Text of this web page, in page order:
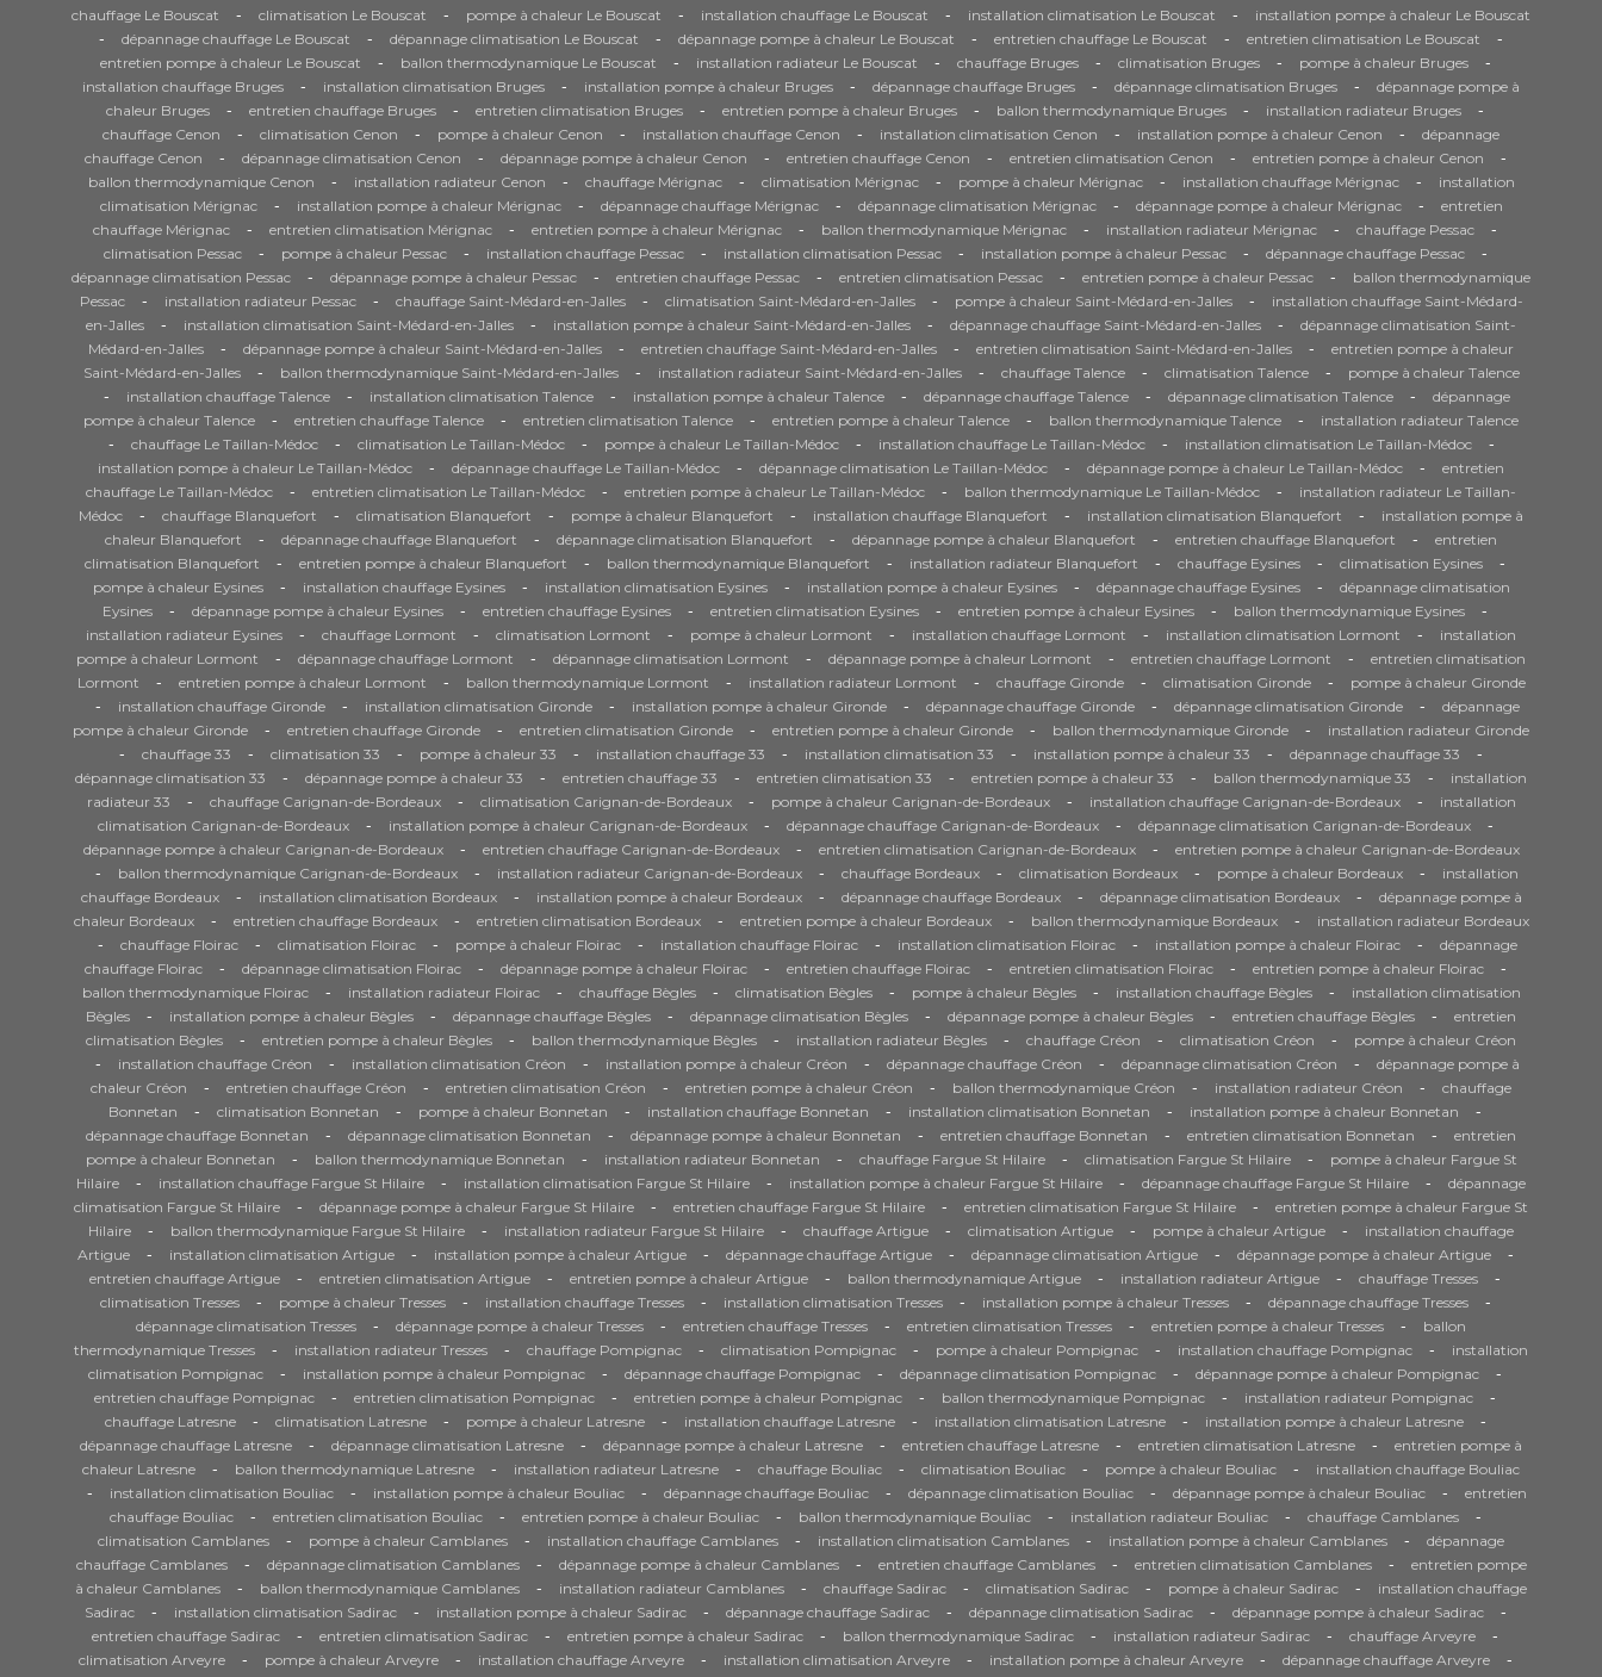
chauffage Le Bouscat - climatisation Le Bouscat - pompe à chaleur Le Bouscat - installation chauffage Le Bouscat - installation climatisation Le Bouscat - installation pompe à chaleur Le Bouscat
- dépannage chauffage Le Bouscat - dépannage climatisation Le Bouscat - dépannage pompe à chaleur Le Bouscat - entretien chauffage Le Bouscat - entretien climatisation Le Bouscat -
entretien pompe à chaleur Le Bouscat - ballon thermodynamique Le Bouscat - installation radiateur Le Bouscat - chauffage Bruges - climatisation Bruges - pompe à chaleur Bruges -
installation chauffage Bruges - installation climatisation Bruges - installation pompe à chaleur Bruges - dépannage chauffage Bruges - dépannage climatisation Bruges -
dépannage pompe à
chaleur Bruges
- entretien chauffage Bruges - entretien climatisation Bruges - entretien pompe à chaleur Bruges - ballon thermodynamique Bruges - installation radiateur Bruges -
chauffage Cenon - climatisation Cenon - pompe à chaleur Cenon - installation chauffage Cenon - installation climatisation Cenon - installation pompe à chaleur Cenon -
dépannage
chauffage Cenon
- dépannage climatisation Cenon - dépannage pompe à chaleur Cenon - entretien chauffage Cenon - entretien climatisation Cenon - entretien pompe à chaleur Cenon -
ballon thermodynamique Cenon - installation radiateur Cenon - chauffage Mérignac - climatisation Mérignac - pompe à chaleur Mérignac - installation chauffage Mérignac -
installation
climatisation Mérignac
- installation pompe à chaleur Mérignac - dépannage chauffage Mérignac - dépannage climatisation Mérignac - dépannage pompe à chaleur Mérignac -
entretien
chauffage Mérignac
- entretien climatisation Mérignac - entretien pompe à chaleur Mérignac - ballon thermodynamique Mérignac - installation radiateur Mérignac - chauffage Pessac -
climatisation Pessac - pompe à chaleur Pessac - installation chauffage Pessac - installation climatisation Pessac - installation pompe à chaleur Pessac - dépannage chauffage Pessac -
dépannage climatisation Pessac - dépannage pompe à chaleur Pessac - entretien chauffage Pessac - entretien climatisation Pessac - entretien pompe à chaleur Pessac -
ballon thermodynamique
Pessac
- installation radiateur Pessac - chauffage Saint-Médard-en-Jalles - climatisation Saint-Médard-en-Jalles - pompe à chaleur Saint-Médard-en-Jalles -
installation chauffage Saint-Médard-
en-Jalles
- installation climatisation Saint-Médard-en-Jalles - installation pompe à chaleur Saint-Médard-en-Jalles - dépannage chauffage Saint-Médard-en-Jalles -
dépannage climatisation Saint-
Médard-en-Jalles
- dépannage pompe à chaleur Saint-Médard-en-Jalles - entretien chauffage Saint-Médard-en-Jalles - entretien climatisation Saint-Médard-en-Jalles -
entretien pompe à chaleur
Saint-Médard-en-Jalles
- ballon thermodynamique Saint-Médard-en-Jalles - installation radiateur Saint-Médard-en-Jalles - chauffage Talence - climatisation Talence - pompe à chaleur Talence
- installation chauffage Talence - installation climatisation Talence - installation pompe à chaleur Talence - dépannage chauffage Talence - dépannage climatisation Talence -
dépannage
pompe à chaleur Talence
- entretien chauffage Talence - entretien climatisation Talence - entretien pompe à chaleur Talence - ballon thermodynamique Talence - installation radiateur Talence
- chauffage Le Taillan-Médoc - climatisation Le Taillan-Médoc - pompe à chaleur Le Taillan-Médoc - installation chauffage Le Taillan-Médoc - installation climatisation Le Taillan-Médoc -
installation pompe à chaleur Le Taillan-Médoc - dépannage chauffage Le Taillan-Médoc - dépannage climatisation Le Taillan-Médoc - dépannage pompe à chaleur Le Taillan-Médoc -
entretien
chauffage Le Taillan-Médoc
- entretien climatisation Le Taillan-Médoc - entretien pompe à chaleur Le Taillan-Médoc - ballon thermodynamique Le Taillan-Médoc -
installation radiateur Le Taillan-
Médoc
- chauffage Blanquefort - climatisation Blanquefort - pompe à chaleur Blanquefort - installation chauffage Blanquefort - installation climatisation Blanquefort -
installation pompe à
chaleur Blanquefort
- dépannage chauffage Blanquefort - dépannage climatisation Blanquefort - dépannage pompe à chaleur Blanquefort - entretien chauffage Blanquefort -
entretien
climatisation Blanquefort
- entretien pompe à chaleur Blanquefort - ballon thermodynamique Blanquefort - installation radiateur Blanquefort - chauffage Eysines - climatisation Eysines -
pompe à chaleur Eysines - installation chauffage Eysines - installation climatisation Eysines - installation pompe à chaleur Eysines - dépannage chauffage Eysines -
dépannage climatisation
Eysines
- dépannage pompe à chaleur Eysines - entretien chauffage Eysines - entretien climatisation Eysines - entretien pompe à chaleur Eysines - ballon thermodynamique Eysines -
installation radiateur Eysines - chauffage Lormont - climatisation Lormont - pompe à chaleur Lormont - installation chauffage Lormont - installation climatisation Lormont -
installation
pompe à chaleur Lormont
- dépannage chauffage Lormont - dépannage climatisation Lormont - dépannage pompe à chaleur Lormont - entretien chauffage Lormont -
entretien climatisation
Lormont
- entretien pompe à chaleur Lormont - ballon thermodynamique Lormont - installation radiateur Lormont - chauffage Gironde - climatisation Gironde - pompe à chaleur Gironde
- installation chauffage Gironde - installation climatisation Gironde - installation pompe à chaleur Gironde - dépannage chauffage Gironde - dépannage climatisation Gironde -
dépannage
pompe à chaleur Gironde
- entretien chauffage Gironde - entretien climatisation Gironde - entretien pompe à chaleur Gironde - ballon thermodynamique Gironde - installation radiateur Gironde
- chauffage 33 - climatisation 33 - pompe à chaleur 33 - installation chauffage 33 - installation climatisation 33 - installation pompe à chaleur 33 - dépannage chauffage 33 -
dépannage climatisation 33 - dépannage pompe à chaleur 33 - entretien chauffage 33 - entretien climatisation 33 - entretien pompe à chaleur 33 - ballon thermodynamique 33 -
installation
radiateur 33
- chauffage Carignan-de-Bordeaux - climatisation Carignan-de-Bordeaux - pompe à chaleur Carignan-de-Bordeaux - installation chauffage Carignan-de-Bordeaux -
installation
climatisation Carignan-de-Bordeaux
- installation pompe à chaleur Carignan-de-Bordeaux - dépannage chauffage Carignan-de-Bordeaux - dépannage climatisation Carignan-de-Bordeaux -
dépannage pompe à chaleur Carignan-de-Bordeaux - entretien chauffage Carignan-de-Bordeaux - entretien climatisation Carignan-de-Bordeaux - entretien pompe à chaleur Carignan-de-Bordeaux
- ballon thermodynamique Carignan-de-Bordeaux - installation radiateur Carignan-de-Bordeaux - chauffage Bordeaux - climatisation Bordeaux - pompe à chaleur Bordeaux -
installation
chauffage Bordeaux
- installation climatisation Bordeaux - installation pompe à chaleur Bordeaux - dépannage chauffage Bordeaux - dépannage climatisation Bordeaux -
dépannage pompe à
chaleur Bordeaux
- entretien chauffage Bordeaux - entretien climatisation Bordeaux - entretien pompe à chaleur Bordeaux - ballon thermodynamique Bordeaux - installation radiateur Bordeaux
- chauffage Floirac - climatisation Floirac - pompe à chaleur Floirac - installation chauffage Floirac - installation climatisation Floirac - installation pompe à chaleur Floirac -
dépannage
chauffage Floirac
- dépannage climatisation Floirac - dépannage pompe à chaleur Floirac - entretien chauffage Floirac - entretien climatisation Floirac - entretien pompe à chaleur Floirac -
ballon thermodynamique Floirac - installation radiateur Floirac - chauffage Bègles - climatisation Bègles - pompe à chaleur Bègles - installation chauffage Bègles -
installation climatisation
Bègles
- installation pompe à chaleur Bègles - dépannage chauffage Bègles - dépannage climatisation Bègles - dépannage pompe à chaleur Bègles - entretien chauffage Bègles -
entretien
climatisation Bègles
- entretien pompe à chaleur Bègles - ballon thermodynamique Bègles - installation radiateur Bègles - chauffage Créon - climatisation Créon - pompe à chaleur Créon
- installation chauffage Créon - installation climatisation Créon - installation pompe à chaleur Créon - dépannage chauffage Créon - dépannage climatisation Créon -
dépannage pompe à
chaleur Créon
- entretien chauffage Créon - entretien climatisation Créon - entretien pompe à chaleur Créon - ballon thermodynamique Créon - installation radiateur Créon -
chauffage
Bonnetan
- climatisation Bonnetan - pompe à chaleur Bonnetan - installation chauffage Bonnetan - installation climatisation Bonnetan - installation pompe à chaleur Bonnetan -
dépannage chauffage Bonnetan - dépannage climatisation Bonnetan - dépannage pompe à chaleur Bonnetan - entretien chauffage Bonnetan - entretien climatisation Bonnetan -
entretien
pompe à chaleur Bonnetan
- ballon thermodynamique Bonnetan - installation radiateur Bonnetan - chauffage Fargue St Hilaire - climatisation Fargue St Hilaire -
pompe à chaleur Fargue St
Hilaire
- installation chauffage Fargue St Hilaire - installation climatisation Fargue St Hilaire - installation pompe à chaleur Fargue St Hilaire - dépannage chauffage Fargue St Hilaire -
dépannage
climatisation Fargue St Hilaire
- dépannage pompe à chaleur Fargue St Hilaire - entretien chauffage Fargue St Hilaire - entretien climatisation Fargue St Hilaire -
entretien pompe à chaleur Fargue St
Hilaire
- ballon thermodynamique Fargue St Hilaire - installation radiateur Fargue St Hilaire - chauffage Artigue - climatisation Artigue - pompe à chaleur Artigue -
installation chauffage
Artigue
- installation climatisation Artigue - installation pompe à chaleur Artigue - dépannage chauffage Artigue - dépannage climatisation Artigue - dépannage pompe à chaleur Artigue -
entretien chauffage Artigue - entretien climatisation Artigue - entretien pompe à chaleur Artigue - ballon thermodynamique Artigue - installation radiateur Artigue - chauffage Tresses -
climatisation Tresses - pompe à chaleur Tresses - installation chauffage Tresses - installation climatisation Tresses - installation pompe à chaleur Tresses - dépannage chauffage Tresses -
dépannage climatisation Tresses - dépannage pompe à chaleur Tresses - entretien chauffage Tresses - entretien climatisation Tresses - entretien pompe à chaleur Tresses -
ballon
thermodynamique Tresses
- installation radiateur Tresses - chauffage Pompignac - climatisation Pompignac - pompe à chaleur Pompignac - installation chauffage Pompignac -
installation
climatisation Pompignac
- installation pompe à chaleur Pompignac - dépannage chauffage Pompignac - dépannage climatisation Pompignac - dépannage pompe à chaleur Pompignac -
entretien chauffage Pompignac - entretien climatisation Pompignac - entretien pompe à chaleur Pompignac - ballon thermodynamique Pompignac - installation radiateur Pompignac -
chauffage Latresne - climatisation Latresne - pompe à chaleur Latresne - installation chauffage Latresne - installation climatisation Latresne - installation pompe à chaleur Latresne -
dépannage chauffage Latresne - dépannage climatisation Latresne - dépannage pompe à chaleur Latresne - entretien chauffage Latresne - entretien climatisation Latresne -
entretien pompe à
chaleur Latresne
- ballon thermodynamique Latresne - installation radiateur Latresne - chauffage Bouliac - climatisation Bouliac - pompe à chaleur Bouliac - installation chauffage Bouliac
- installation climatisation Bouliac - installation pompe à chaleur Bouliac - dépannage chauffage Bouliac - dépannage climatisation Bouliac - dépannage pompe à chaleur Bouliac -
entretien
chauffage Bouliac
- entretien climatisation Bouliac - entretien pompe à chaleur Bouliac - ballon thermodynamique Bouliac - installation radiateur Bouliac - chauffage Camblanes -
climatisation Camblanes - pompe à chaleur Camblanes - installation chauffage Camblanes - installation climatisation Camblanes - installation pompe à chaleur Camblanes -
dépannage
chauffage Camblanes
- dépannage climatisation Camblanes - dépannage pompe à chaleur Camblanes - entretien chauffage Camblanes - entretien climatisation Camblanes -
entretien pompe
à chaleur Camblanes
- ballon thermodynamique Camblanes - installation radiateur Camblanes - chauffage Sadirac - climatisation Sadirac - pompe à chaleur Sadirac -
installation chauffage
Sadirac
- installation climatisation Sadirac - installation pompe à chaleur Sadirac - dépannage chauffage Sadirac - dépannage climatisation Sadirac - dépannage pompe à chaleur Sadirac -
entretien chauffage Sadirac - entretien climatisation Sadirac - entretien pompe à chaleur Sadirac - ballon thermodynamique Sadirac - installation radiateur Sadirac - chauffage Arveyre -
climatisation Arveyre - pompe à chaleur Arveyre - installation chauffage Arveyre - installation climatisation Arveyre - installation pompe à chaleur Arveyre - dépannage chauffage Arveyre -